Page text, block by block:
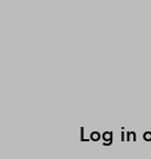
Log in